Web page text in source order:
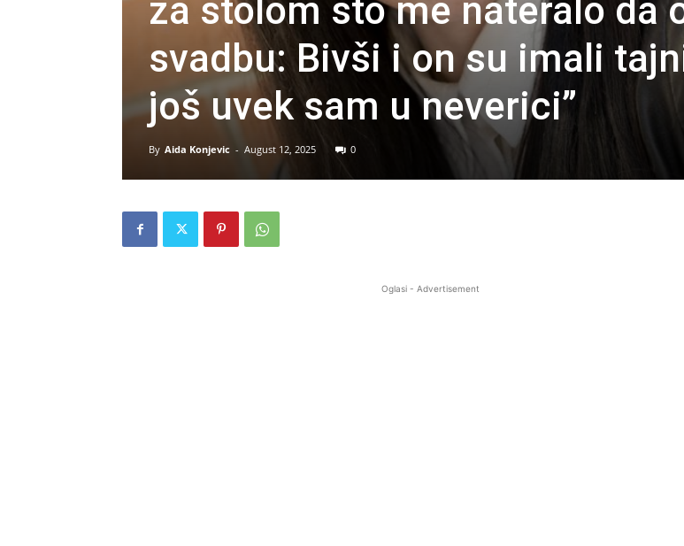
za stolom što me nateralo da
svadbu: Bivši i on su imali
još uvek sam u neverici”
By Aida Konjevic - August 12, 2025 0
Oglasi - Advertisement